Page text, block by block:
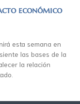
económico
esta semana en
las bases de la
la relación